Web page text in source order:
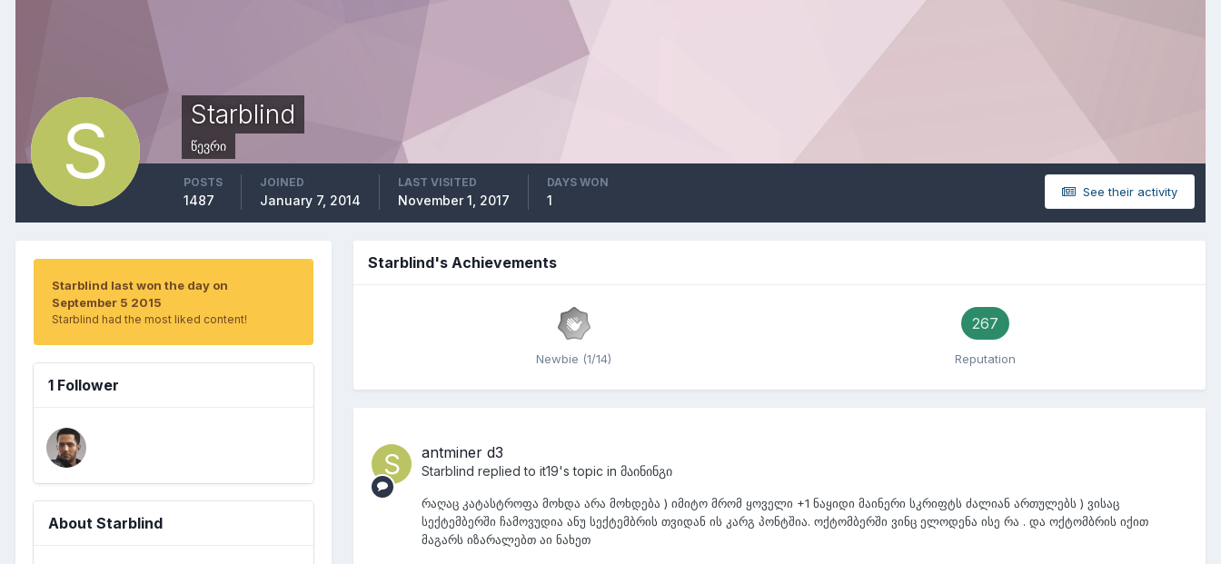
Starblind
წევრი
See their activity
POSTS
1487
JOINED
January 7, 2014
LAST VISITED
November 1, 2017
DAYS WON
1
Starblind last won the day on
September 5 2015
Starblind had the most liked content!
1 Follower
About Starblind
Starblind's Achievements
Newbie (1/14)
267
Reputation
antminer d3
Starblind replied to it19's topic in მაინინგი
რაღაც კატასტროფა მოხდა არა მოხდება ) იმიტო მრომ ყოველი +1 ნაყიდი მაინერი სკრიფტს ძალიან ართულებს ) ვისაც
სექტემბერში ჩამოვუდია ანუ სექტემბრის თვიდან ის კარგ პონტშია. ოქტომბერში ვინც ელოდენა ისე რა . და ოქტომბრის იქით
მაგარს იზარალებთ აი ნახეთ